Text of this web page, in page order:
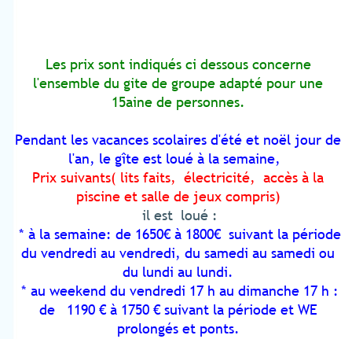
Les prix sont indiqués ci dessous concerne
l'ensemble du gite de groupe adapté pour une
15aine de personnes.
Pendant les vacances scolaires d'été et noël jour de
l'an, le gîte est loué à la semaine,
Prix suivants( lits faits, électricité, accès à la
piscine et salle de jeux compris)
il est loué :
* à la semaine: de 1650€ à 1800€ suivant la période
du vendredi au vendredi, du samedi au samedi ou
du lundi au lundi.
* au weekend du vendredi 17 h au dimanche 17 h :
de 1190 € à 1750 € suivant la période et WE
prolongés et ponts.